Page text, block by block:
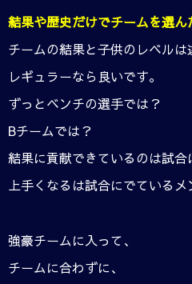
結果や歴史だけでチームを選ん
チームの結果と子供のレベルは
レギュラーなら良いです。
ずっとベンチの選手では？
Bチームでは？
結果に貢献できているのは試合
上手くなるは試合にでているメ
強豪チームに入って、
チームに合わずに、